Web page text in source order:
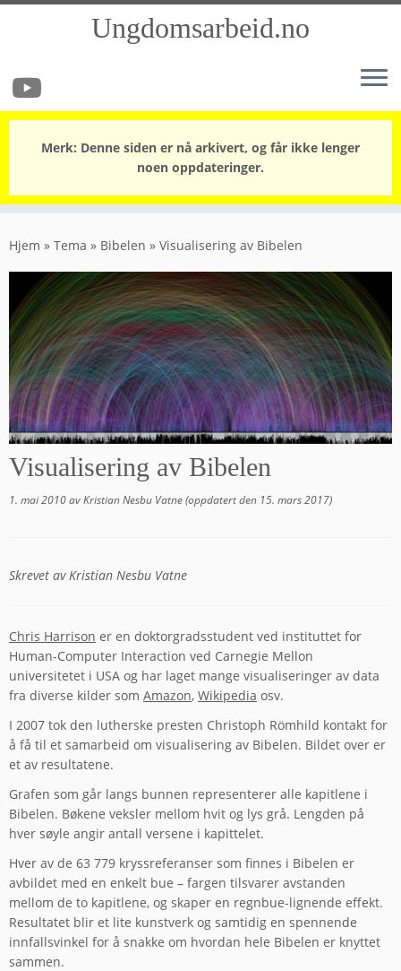
to
Ungdomsarbeid.no
Merk: Denne siden er nå arkivert, og får ikke lenger
noen oppdateringer.
Hjem » Tema » Bibelen » Visualisering av Bibelen
Visualisering av Bibelen
1. mai 2010avKristian Nesbu Vatne(oppdatert den 15. mars 2017)
Skrevet av Kristian Nesbu Vatne
Chris Harrison er en doktorgradsstudent ved instituttet for
Human-Computer Interaction ved Carnegie Mellon
universitetet i USA og har laget mange visualiseringer av data
fra diverse kilder som Amazon, Wikipedia osv.
I 2007 tok den lutherske presten Christoph Römhild kontakt for
å få til et samarbeid om visualisering av Bibelen. Bildet over er
et av resultatene.
Grafen som går langs bunnen representerer alle kapitlene i
Bibelen. Bøkene veksler mellom hvit og lys grå. Lengden på
hver søyle angir antall versene i kapittelet.
Hver av de 63 779 kryssreferanser som finnes i Bibelen er
avbildet med en enkelt bue – fargen tilsvarer avstanden
mellom de to kapitlene, og skaper en regnbue-lignende effekt.
Resultatet blir et lite kunstverk og samtidig en spennende
innfallsvinkel for å snakke om hvordan hele Bibelen er knyttet
sammen.